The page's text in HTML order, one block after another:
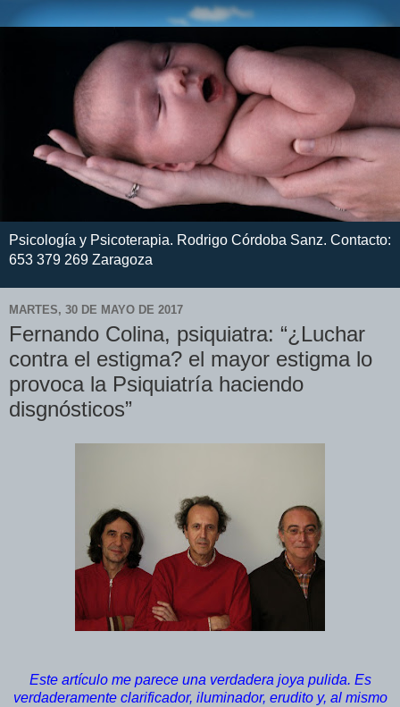
Psicología y Psicoterapia. Rodrigo Córdoba Sanz. Contacto:
653 379 269 Zaragoza
MARTES, 30 DE MAYO DE 2017
Fernando Colina, psiquiatra: “¿Luchar
contra el estigma? el mayor estigma lo
provoca la Psiquiatría haciendo
disgnósticos”
Este artículo me parece una verdadera joya pulida. Es
verdaderamente clarificador, iluminador, erudito y, al mismo